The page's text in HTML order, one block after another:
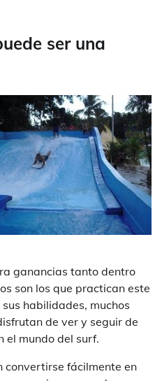
ser una
ganancias tanto dentro
son los que practican este
habilidades, muchos
de ver y seguir de
el mundo del surf.
convertirse fácilmente en